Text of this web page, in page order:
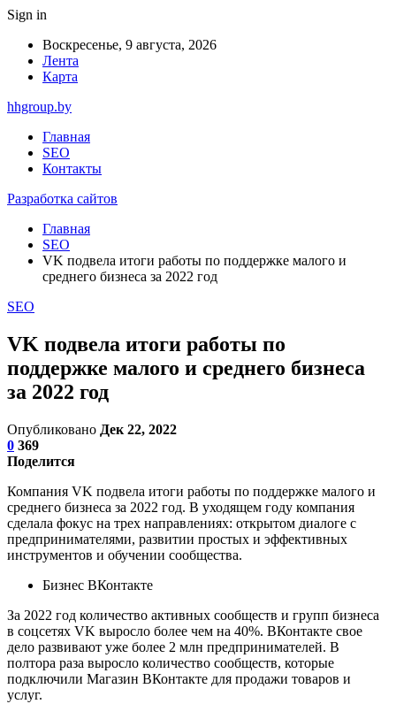
Sign in
Воскресенье, 9 августа, 2026
Лента
Карта
hhgroup.by
Главная
SEO
Контакты
Разработка сайтов
Главная
SEO
VK подвела итоги работы по поддержке малого и
среднего бизнеса за 2022 год
SEO
VK подвела итоги работы по
поддержке малого и среднего бизнеса
за 2022 год
Опубликовано Дек 22, 2022
0 369
Поделится
Компания VK подвела итоги работы по поддержке малого и
среднего бизнеса за 2022 год. В уходящем году компания
сделала фокус на трех направлениях: открытом диалоге с
предпринимателями, развитии простых и эффективных
инструментов и обучении сообщества.
Бизнес ВКонтакте
За 2022 год количество активных сообществ и групп бизнеса
в соцсетях VK выросло более чем на 40%. ВКонтакте свое
дело развивают уже более 2 млн предпринимателей. В
полтора раза выросло количество сообществ, которые
подключили Магазин ВКонтакте для продажи товаров и
услуг.